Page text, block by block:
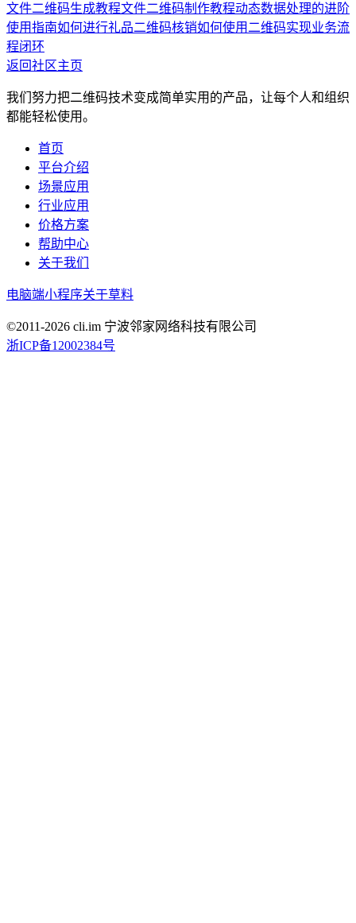
文件二维码生成教程文件二维码制作教程动态数据处理的进阶
使用指南如何进行礼品二维码核销如何使用二维码实现业务流
程闭环
返回社区主页
我们努力把二维码技术变成简单实用的产品，让每个人和组织
都能轻松使用。
首页
平台介绍
场景应用
行业应用
价格方案
帮助中心
关于我们
电脑端小程序关于草料
©2011-2026 cli.im 宁波邻家网络科技有限公司
浙ICP备12002384号